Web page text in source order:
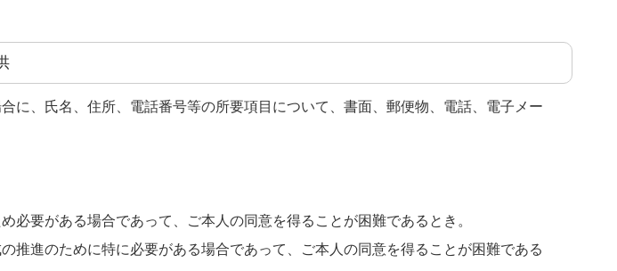
に、氏名、住所、電話番号等の所要項目について、書面、郵便物、電話、電子メー
必要がある場合であって、ご本人の同意を得ることが困難であるとき。
推進のために特に必要がある場合であって、ご本人の同意を得ることが困難である